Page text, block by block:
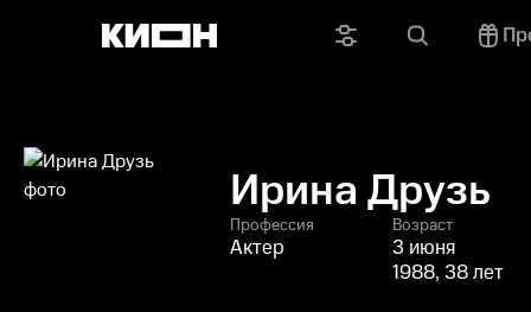
Ирина Друзь
Профессия
Актер
Возраст
3 июня
1988, 38 лет